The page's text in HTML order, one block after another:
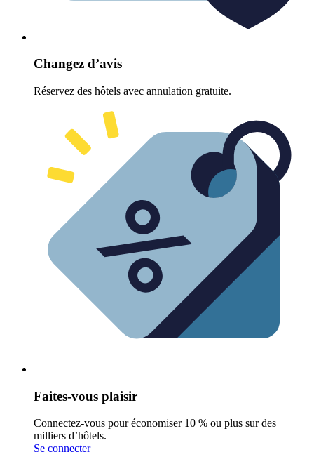
Changez d’avis
Réservez des hôtels avec annulation gratuite.
Faites-vous plaisir
Connectez-vous pour économiser 10 % ou plus sur des
milliers d’hôtels.
Se connecter